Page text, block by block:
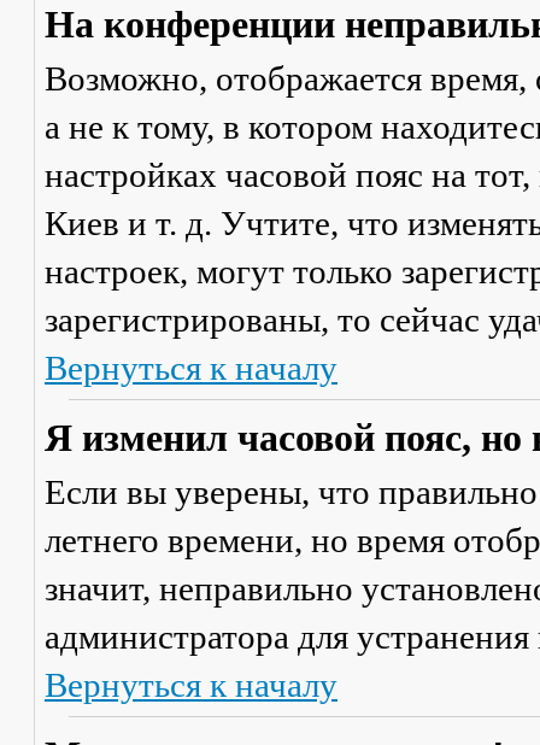
На конференции
Возможно, отображается время,
а не к тому, в котором
настройках часовой пояс на
Киев и т. д. Учтите, что
настроек, могут только
зарегистрированы, то сейчас
Вернуться к началу
Я изменил часовой пояс,
Если вы уверены, что
летнего времени, но время
значит, неправильно
администратора для
Вернуться к началу